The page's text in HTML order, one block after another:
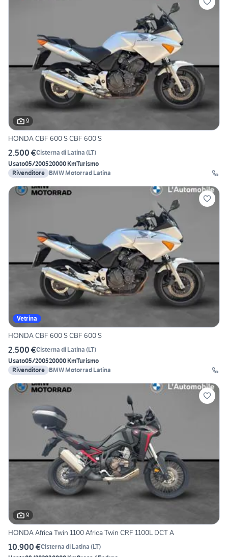
9
HONDA CBF 600 S CBF 600 S
2.500 €Cisterna di Latina (LT)
Usato05/200520000 KmTurismo
Rivenditore BMW Motorrad Latina
Vetrina
HONDA CBF 600 S CBF 600 S
2.500 €Cisterna di Latina (LT)
Usato05/200520000 KmTurismo
Rivenditore BMW Motorrad Latina
9
HONDA Africa Twin 1100 Africa Twin CRF 1100L DCT A
10.900 €Cisterna di Latina (LT)